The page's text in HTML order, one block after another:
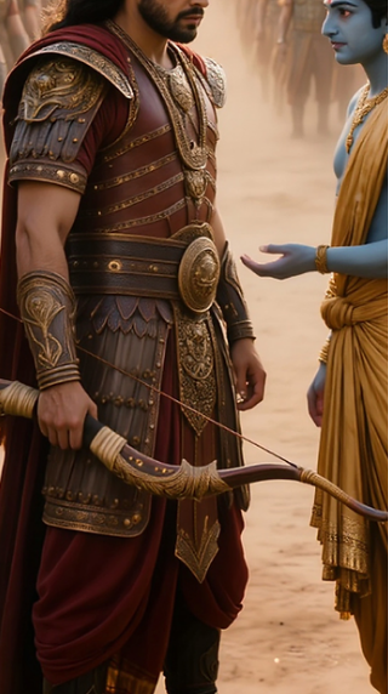
recompensas imediatas, a ideia de que
nossas ações possuem um impacto que
vai além do visível pode parecer
No entanto, é exatamente essa a base
dois dos conceitos mais poderosos da
tradição do Yoga: dharma e karma .
Apresentados de forma prof